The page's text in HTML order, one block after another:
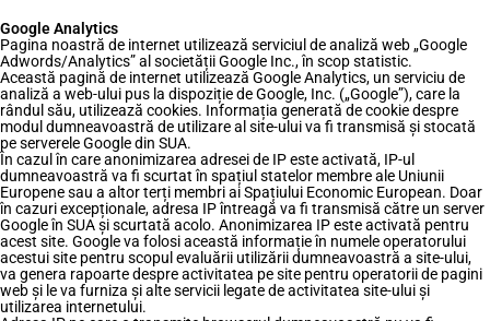
Google Analytics
Pagina noastră de internet utilizează serviciul de analiză web „Google
Adwords/Analytics” al societății Google Inc., în scop statistic.
Această pagină de internet utilizează Google Analytics, un serviciu de
analiză a web-ului pus la dispoziție de Google, Inc. („Google”), care la
rândul său, utilizează cookies. Informația generată de cookie despre
modul dumneavoastră de utilizare al site-ului va fi transmisă și stocată
pe serverele Google din SUA.
În cazul în care anonimizarea adresei de IP este activată, IP-ul
dumneavoastră va fi scurtat în spațiul statelor membre ale Uniunii
Europene sau a altor terți membri ai Spațiului Economic European. Doar
în cazuri excepționale, adresa IP întreagă va fi transmisă către un server
Google în SUA și scurtată acolo. Anonimizarea IP este activată pentru
acest site. Google va folosi această informație în numele operatorului
acestui site pentru scopul evaluării utilizării dumneavoastră a site-ului,
va genera rapoarte despre activitatea pe site pentru operatorii de pagini
web și le va furniza și alte servicii legate de activitatea site-ului și
utilizarea internetului.